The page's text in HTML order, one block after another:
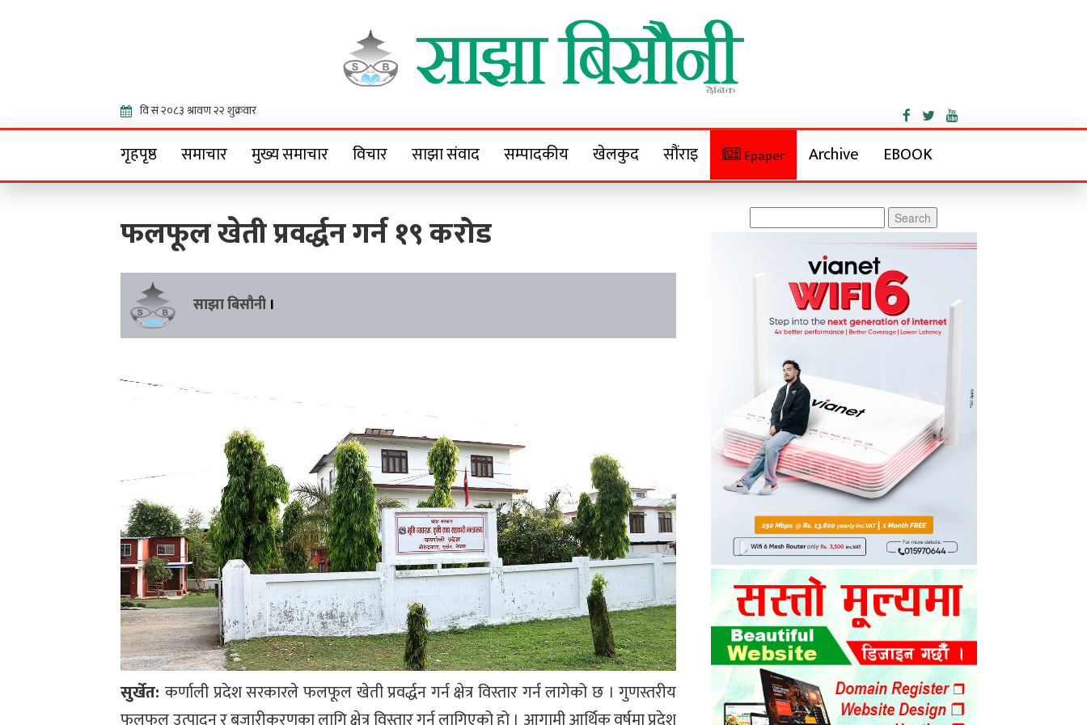
Sajha Bisaunee
गृहपृष्ठ समाचार मुख्य समाचार विचार साझा संवाद सम्पादकीय खेलकुद सौंराइ Epaper Archive EBOOK
फलफूल खेती प्रवर्द्धन गर्न १९ करोड
साझा बिसौनी ।
सुर्खेत:कर्णाली प्रदेश सरकारले फलफूल खेती प्रवर्द्धन गर्न क्षेत्र विस्तार गर्न लागेको छ । गुणस्तरीय
for: